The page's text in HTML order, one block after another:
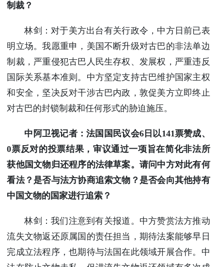
制裁？
林剑：对于美方出台有关行政令，中方日前已表
明立场。我愿重申，美国不断升级对古巴的非法单边
制裁，严重侵犯古巴人民生存权、发展权，严重违反
国际关系基本准则。中方坚定支持古巴维护国家主权
和安全，坚决反对干涉古巴内政，敦促美方立即终止
对古巴的封锁制裁和任何形式的胁迫施压。
中阿卫视记者：法国国民议会6日以141票赞成、
0票反对的投票结果，审议通过一项旨在简化非法所
获他国文物归还程序的法律草案。请问中方对此有何
看法？是否与法方协商追索文物？是否会向其他持有
中国文物的国家进行追索？
林剑：我们注意到有关报道。中方赞赏法方推动
流失文物返还原属国的责任担当，期待法案能够早日
完成立法程序，也期待与法国在此领域开展合作。中